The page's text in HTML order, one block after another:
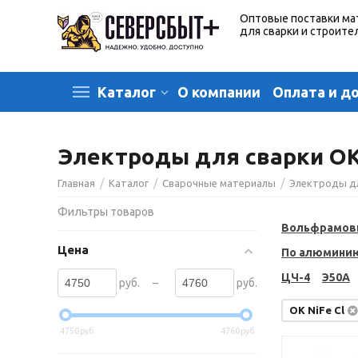
Оптовые поставки
для сварки и
Каталог О компании Оплата и
Электроды для сварки
Главная / Каталог / Сварочные материалы / Электроды
По
ЦЧ-4
Э50А
OK NiFe Cl
Фильтры товаров
Цена
руб. – руб.
4750руб. 4760руб.